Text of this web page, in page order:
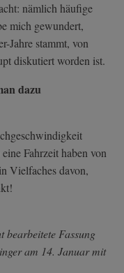
nämlich häufige
mich gewundert,
Jahre stammt, von
diskutiert worden ist.
dazu
Fahrzeit haben von
Vielfaches davon,
bearbeitete Fassung
am 14. Januar mit